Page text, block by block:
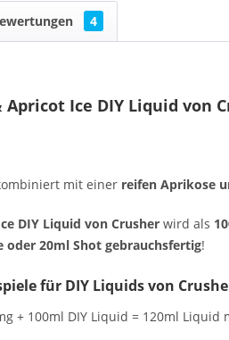
4
Apricot Ice DIY Liquid von
mit einer reifen Aprikose
DIY Liquid von Crusher wird als
oder 20ml Shot gebrauchsfertig!
für DIY Liquids von
+ 100ml DIY Liquid = 120ml Liquid